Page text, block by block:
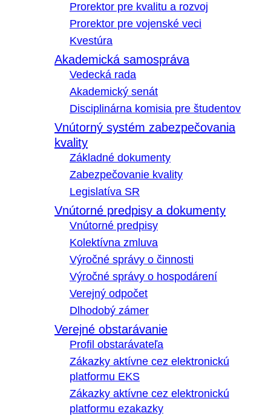
Prorektor pre kvalitu a rozvoj
Prorektor pre vojenské veci
Kvestúra
Akademická samospráva
Vedecká rada
Akademický senát
Disciplinárna komisia pre študentov
Vnútorný systém zabezpečovania
kvality
Základné dokumenty
Zabezpečovanie kvality
Legislatíva SR
Vnútorné predpisy a dokumenty
Vnútorné predpisy
Kolektívna zmluva
Výročné správy o činnosti
Výročné správy o hospodárení
Verejný odpočet
Dlhodobý zámer
Verejné obstarávanie
Profil obstarávateľa
Zákazky aktívne cez elektronickú
platformu EKS
Zákazky aktívne cez elektronickú
platformu ezakazky